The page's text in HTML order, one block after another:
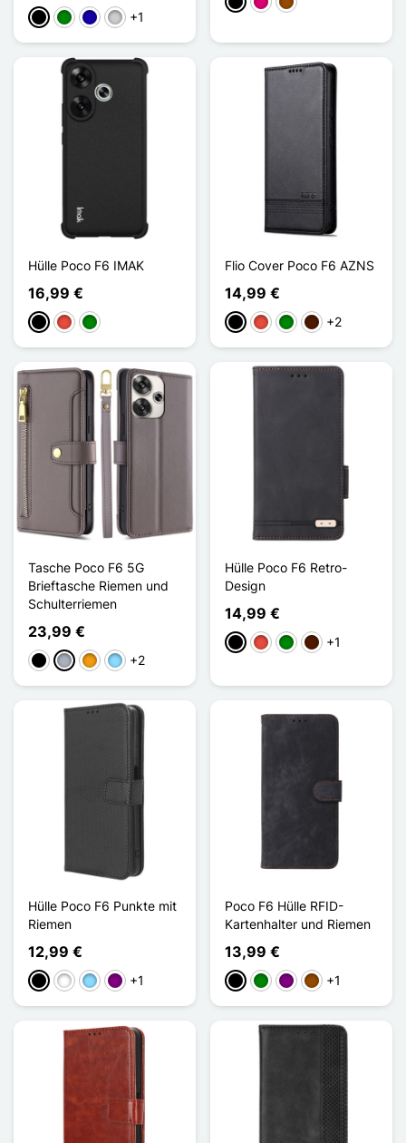
Schwarz
GrünDunkelblau
Silber
+1
Hülle Poco F6 IMAK
16,99 €
Schwarz
Rot Grün
Flio Cover Poco F6 AZNS
14,99 €
Schwarz
Rot GrünDunkelbraun
+2
Tasche Poco F6 5G
Brieftasche Riemen und
Schulterriemen
23,99 €
Schwarz
GrauOrangeHellblau
+2
Hülle Poco F6 Retro-
Design
14,99 €
Schwarz
Rot GrünDunkelbraun
+1
Hülle Poco F6 Punkte mit
Riemen
12,99 €
Schwarz
WeißHellblauViolett
+1
Poco F6 Hülle RFID-
Kartenhalter und Riemen
13,99 €
Schwarz
GrünViolettBraun
+1